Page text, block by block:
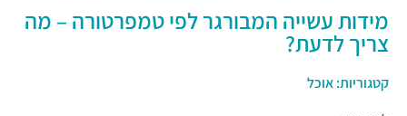
מידות עשייה המבורגר לפי טמפרטורה – מה
צריך לדעת?
קטגוריות:אוכל